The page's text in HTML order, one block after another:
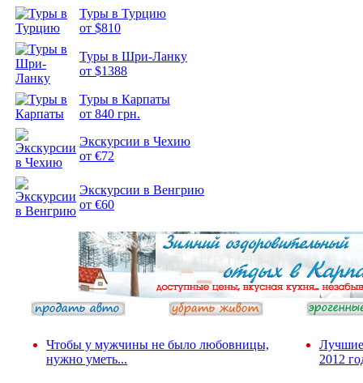
Туры в Турцию
от $810
Туры в Шри-Ланку
от $1388
Туры в Карпаты
от 840 грн.
Экскурсии в Чехию
от €72
Экскурсии в Венгрию
от €60
Чтобы у мужчины не было любовницы,
нужно уметь...
Лучшие
2012